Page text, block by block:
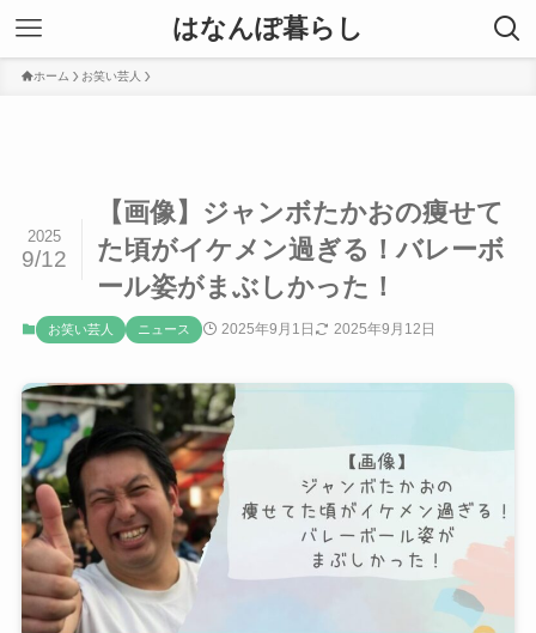
はなんぽ暮らし
ホーム お笑い芸人
【画像】ジャンボたかおの痩せて
た頃がイケメン過ぎる！バレーボ
ール姿がまぶしかった！
2025
9/12
お笑い芸人 ニュース 2025年9月1日 2025年9月12日